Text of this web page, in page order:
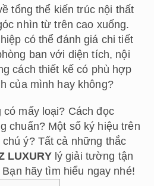
tổng thể kiến trúc nội thất
nhìn từ trên cao xuống.
có thể đánh giá chi tiết
ban với diện tích, nội
cách thiết kế có phù hợp
của mình hay không?
mấy loại? Cách đọc
chuẩn? Một số ký hiệu trên
ý? Tất cả những thắc
LUXURYlý giải tường tận
hãy tìm hiểu ngay nhé!